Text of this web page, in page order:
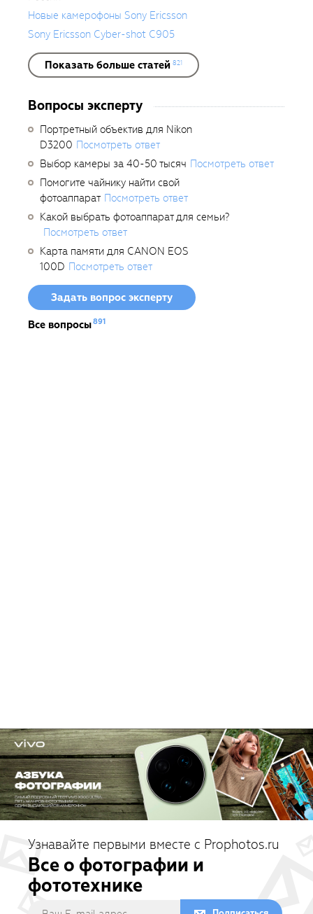
Новые камерофоны Sony Ericsson
Sony Ericsson Cyber-shot C905
Показать больше статей 821
Вопросы эксперту
Портретный объектив для Nikon
D3200 Посмотреть ответ
Выбор камеры за 40-50 тысяч Посмотреть ответ
Помогите чайнику найти свой
фотоаппарат Посмотреть ответ
Какой выбрать фотоаппарат для семьи?
Посмотреть ответ
Карта памяти для CANON EOS
100D Посмотреть ответ
Задать вопрос эксперту
Все вопросы891
Узнавайте первыми вместе с Prophotos.ru
Все о фотографии и
фототехнике